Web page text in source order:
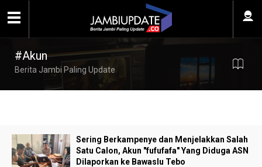
#Akun
Berita Jambi Paling Update
Sering Berkampenye dan Menjelakkan Salah
Satu Calon, Akun "fufufafa" Yang Diduga ASN
Dilaporkan ke Bawaslu Tebo